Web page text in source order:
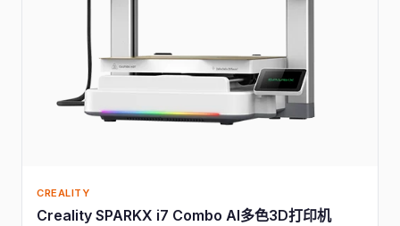
CREALITY
Creality SPARKX i7 Combo AI多色3D打印机